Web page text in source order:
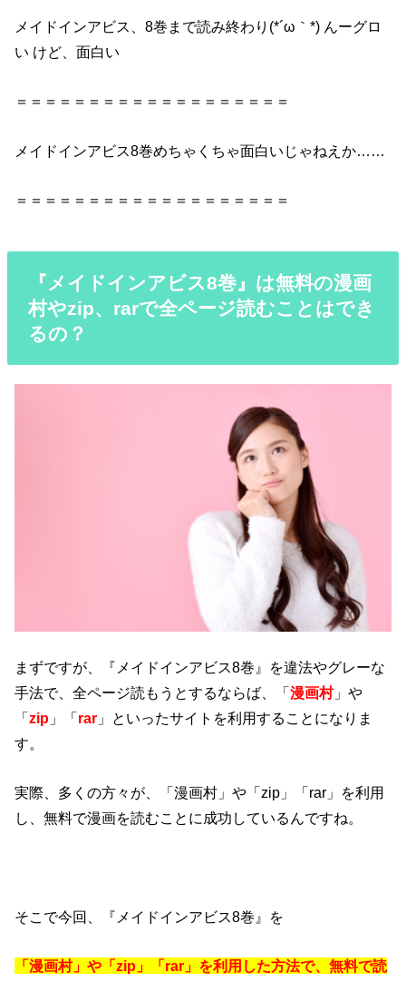
メイドインアビス、8巻 まで読み終わり(*´ω｀*) んーグロ
い けど、面白い
＝＝＝＝＝＝＝＝＝＝＝＝＝＝＝＝＝＝＝
メイドインアビス8巻めちゃくちゃ面白い じゃねえか……
＝＝＝＝＝＝＝＝＝＝＝＝＝＝＝＝＝＝＝
『メイドインアビス8巻』は無料の漫画
村やzip、rarで全ページ読むことはでき
るの？
まずですが、『メイドインアビス8巻』を違法やグレーな
手法で、全ページ読もうとするならば、「漫画村」や
「zip 」「rar 」といったサイトを利用することになりま
す。
実際、多くの方々が、「漫画村」や「zip」「rar」を利用
し、無料で漫画を読むことに成功しているんですね。
そこで今回、『メイドインアビス8巻』を
「漫画村」や「zip」「rar」を利用した方法で、無料で読